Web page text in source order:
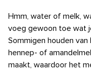
Hmm, water of melk,
voeg gewoon toe wat
Sommigen houden
hennep- of
maakt, waardoor het